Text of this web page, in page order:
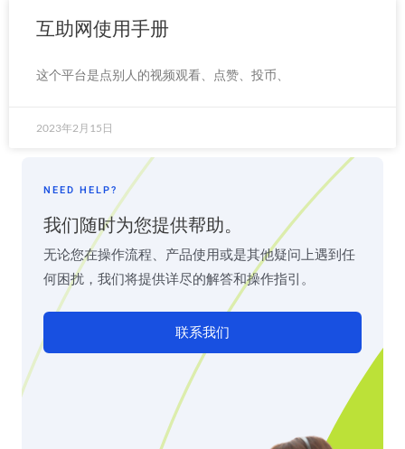
互助网使用手册
这个平台是点别人的视频观看、点赞、投币、
2023年2月15日
NEED HELP?
我们随时为您提供帮助。
无论您在操作流程、产品使用或是其他疑问上遇到任
何困扰，我们将提供详尽的解答和操作指引。
联系我们